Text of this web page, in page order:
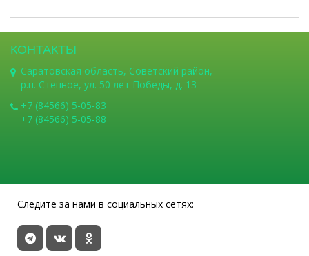
КОНТАКТЫ
Саратовская область, Советский район,
р.п. Степное, ул. 50 лет Победы, д. 13
+7 (84566) 5-05-83
+7 (84566) 5-05-88
Следите за нами в социальных сетях: